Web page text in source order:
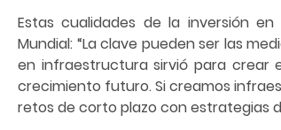
Estas cualidades de la inversión
Mundial: “La clave pueden ser las
en infraestructura sirvió para crear
crecimiento futuro. Si creamos
retos de corto plazo con estrategias